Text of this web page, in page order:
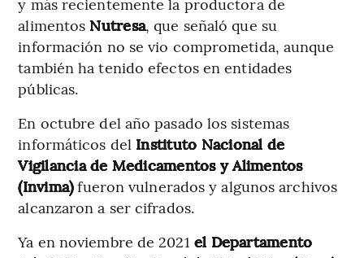
alimentos Nutresa, que señaló que su
información no se vio comprometida, aunque
también ha tenido efectos en entidades
públicas.
En octubre del año pasado los sistemas
informáticos del Instituto Nacional de
Vigilancia de Medicamentos y Alimentos
(Invima)fueron vulnerados y algunos archivos
alcanzaron a ser cifrados.
Ya en noviembre de 2021 el Departamento